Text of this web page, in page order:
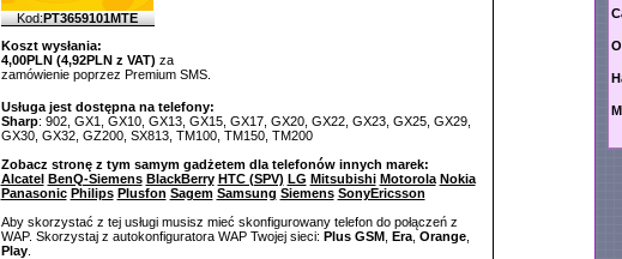
Kod:PT3659101MTE
Koszt wysłania:
4,00PLN (4,92PLN z VAT) za
zamówienie poprzez Premium SMS.
Usługa jest dostępna na telefony:
Sharp: 902, GX1, GX10, GX13, GX15, GX17, GX20, GX22, GX23, GX25, GX29,
GX30, GX32, GZ200, SX813, TM100, TM150, TM200
Zobacz stronę z tym samym gadżetem dla telefonów innych marek:
Alcatel BenQ-Siemens BlackBerry HTC (SPV) LG Mitsubishi Motorola Nokia
Panasonic Philips Plusfon Sagem Samsung Siemens SonyEricsson
Aby skorzystać z tej usługi musisz mieć skonfigurowany telefon do połączeń z
WAP. Skorzystaj z autokonfiguratora WAP Twojej sieci: Plus GSM, Era, Orange,
Play.